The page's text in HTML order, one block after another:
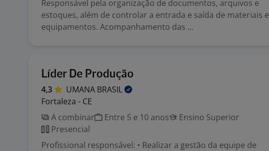
Responsável pela organização de documentos, arquivos e
estoques, além de controlar a entrada e saída de materiais e
equipamentos. Acompanhamento das ...
Líder De Produção
4,3 UMANA BRASIL
Fortaleza - CE
A combinar
Entre 5 e 10 anos
Ensino Superior
Presencial
Profissional responsável: • Realizar a gestão da equipe de